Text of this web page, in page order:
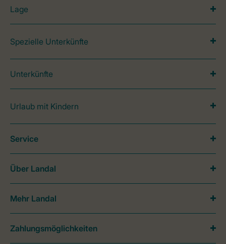
Lage
Spezielle Unterkünfte
Unterkünfte
Urlaub mit Kindern
Service
Über Landal
Mehr Landal
Zahlungsmöglichkeiten